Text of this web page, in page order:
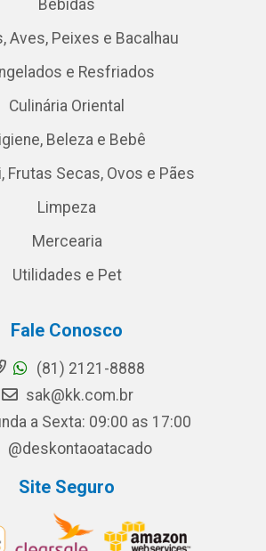
Bebidas
Aves, Peixes e Bacalhau
e Resfriados
Culinária Oriental
Beleza e Bebê
Frutas Secas, Ovos e Pães
Limpeza
Mercearia
Utilidades e Pet
Fale Conosco
(81) 2121-8888
sak@kk.com.br
a Sexta: 09:00 as 17:00
@deskontaoatacado
Site Seguro